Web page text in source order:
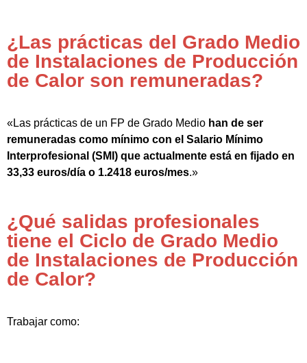
¿Las prácticas del Grado Medio
de Instalaciones de Producción
de Calor son remuneradas?
«Las prácticas de un FP de Grado Medio han de ser
remuneradas como mínimo con el Salario Mínimo
Interprofesional (SMI) que actualmente está en fijado en
33,33 euros/día o 1.2418 euros/mes.»
¿Qué salidas profesionales
tiene el Ciclo de Grado Medio
de Instalaciones de Producción
de Calor?
Trabajar como: